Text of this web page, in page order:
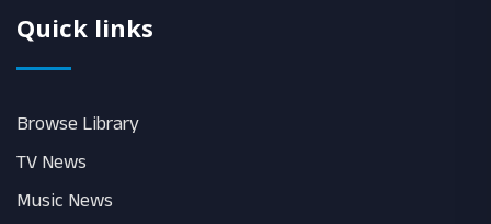
Quick links
Browse Library
TV News
Music News